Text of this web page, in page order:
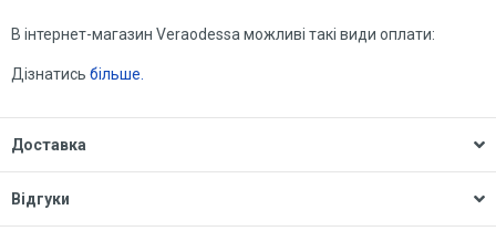
В інтернет-магазин Veraodessa можливі такі види оплати:
Дізнатись більше.
Доставка
Відгуки